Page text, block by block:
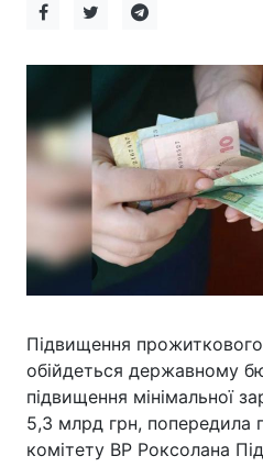
Підвищення
обійдеться державному
підвищення мінімальної
5,3 млрд грн, попередила
комітету ВР Роксолана